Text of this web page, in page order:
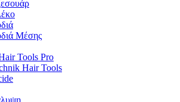
Μέσης
Tools Pro
Hair Tools